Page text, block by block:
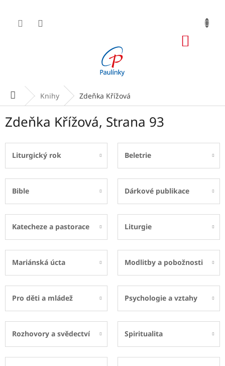
obsah
Domů Knihy Zdeňka Křížová
Zdeňka Křížová, Strana 93
Liturgický rok Beletrie
Bible Dárkové publikace
Katecheze a pastorace Liturgie
Mariánská úcta Modlitby a pobožnosti
Pro děti a mládež Psychologie a vztahy
Rozhovory a svědectví Spiritualita